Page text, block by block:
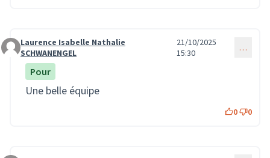
Commentaire 3931
Laurence Isabelle Nathalie
SCHWANENGEL
21/10/2025
15:30
…
Pour
Une belle équipe
0 0